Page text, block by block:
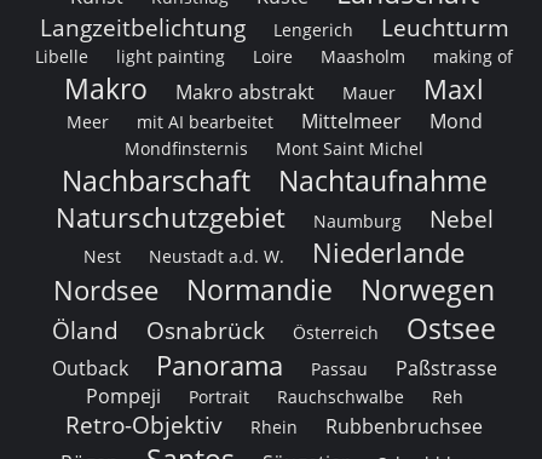
Langzeitbelichtung Lengerich Leuchtturm
Libelle light painting Loire Maasholm making of
Makro Makro abstrakt Mauer Maxl
Meer mit AI bearbeitet Mittelmeer Mond
Mondfinsternis Mont Saint Michel
Nachbarschaft Nachtaufnahme
Naturschutzgebiet Naumburg Nebel
Nest Neustadt a.d. W.
Niederlande
Nordsee
Normandie Norwegen
Öland Osnabrück Österreich Ostsee
Outback Panorama Passau
Paßstrasse
Pompeji
Portrait Rauchschwalbe Reh
Retro-Objektiv Rhein
Rubbenbruchsee